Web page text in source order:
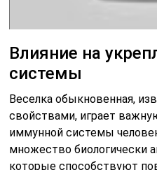
Влияние на
системы
Веселка обыкновенная,
свойствами, играет
иммунной системы
множество биологически
которые способствуют